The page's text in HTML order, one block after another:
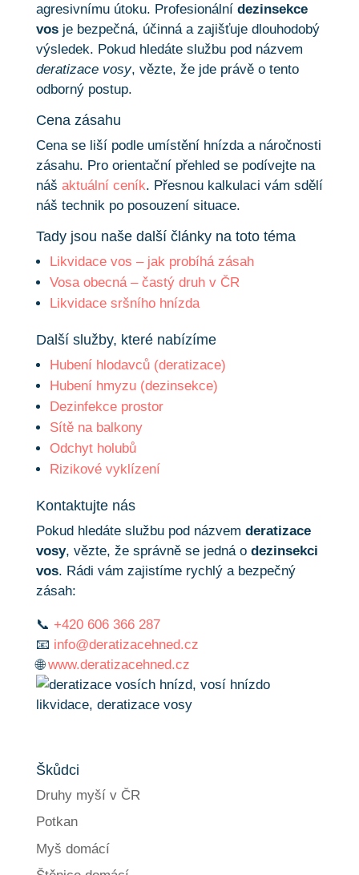
agresivnímu útoku. Profesionální dezinsekce
vosje bezpečná, účinná a zajišťuje dlouhodobý
výsledek. Pokud hledáte službu pod názvem
deratizace vosy, vězte, že jde právě o tento
odborný postup.
Cena zásahu
Cena se liší podle umístění hnízda a náročnosti
zásahu. Pro orientační přehled se podívejte na
náš aktuální ceník. Přesnou kalkulaci vám sdělí
náš technik po posouzení situace.
Tady jsou naše další články na toto téma
Likvidace vos – jak probíhá zásah
Vosa obecná – častý druh v ČR
Likvidace sršního hnízda
Další služby, které nabízíme
Hubení hlodavců (deratizace)
Hubení hmyzu (dezinsekce)
Dezinfekce prostor
Sítě na balkony
Odchyt holubů
Rizikové vyklízení
Kontaktujte nás
Pokud hledáte službu pod názvem deratizace
vosy, vězte, že správně se jedná o dezinsekci
vos. Rádi vám zajistíme rychlý a bezpečný
zásah:
📞 +420 606 366 287
📧 info@deratizacehned.cz
🌐www.deratizacehned.cz
Škůdci
Druhy myší v ČR
Potkan
Myš domácí